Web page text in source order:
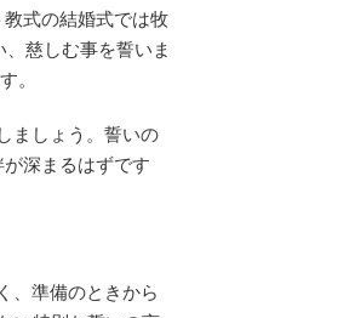
式の結婚式では牧
慈しむ事を誓いま
。
ましょう。誓いの
深まるはずです
、準備のときから